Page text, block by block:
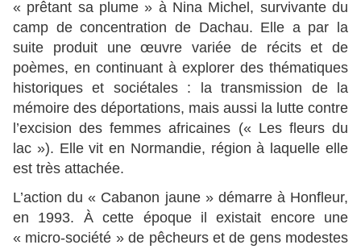
« prêtant sa plume » à Nina Michel, survivante du
camp de concentration de Dachau. Elle a par la
suite produit une œuvre variée de récits et de
poèmes, en continuant à explorer des thématiques
historiques et sociétales : la transmission de la
mémoire des déportations, mais aussi la lutte contre
l’excision des femmes africaines (« Les fleurs du
lac »). Elle vit en Normandie, région à laquelle elle
est très attachée.
L’action du « Cabanon jaune » démarre à Honfleur,
en 1993. À cette époque il existait encore une
« micro-société » de pêcheurs et de gens modestes